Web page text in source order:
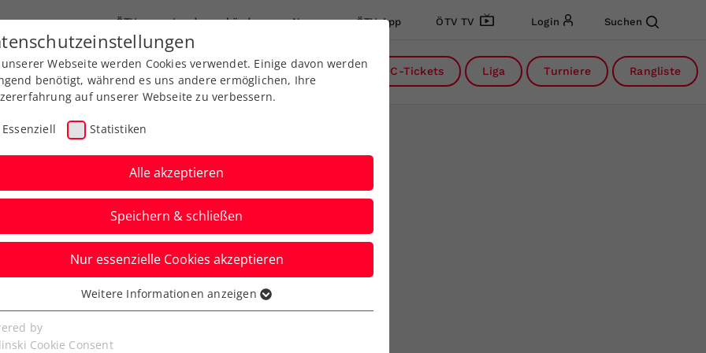
ÖTV Landesverbände News ÖTV App ÖTV TV Login Suchen
Ausbildung Services Über uns DC-Tickets Liga Turniere Rangliste
Mutige ÖTV-
US-Übermacht
Webseite werden Cookies verwendet. Einige davon werden
benötigt, während es uns andere ermöglichen, Ihre
auf unserer Webseite zu verbessern.
Essenziell Statistiken
Alle akzeptieren
Speichern & schließen
Nur essenzielle Cookies akzeptieren
Cookies werden für grundlegende Funktionen der
benötigt. Dadurch ist gewährleistet, dass die Webseite
Weitere Informationen anzeigen
by
Cookie Consent